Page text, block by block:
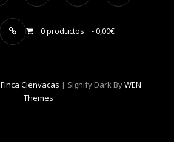
0 productos 0,00€
Finca Cienvacas | Signify Dark ByWEN
Themes